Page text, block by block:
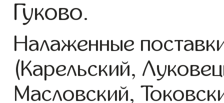
Гуково.
Налаженные
(Карельский,
Масловский,